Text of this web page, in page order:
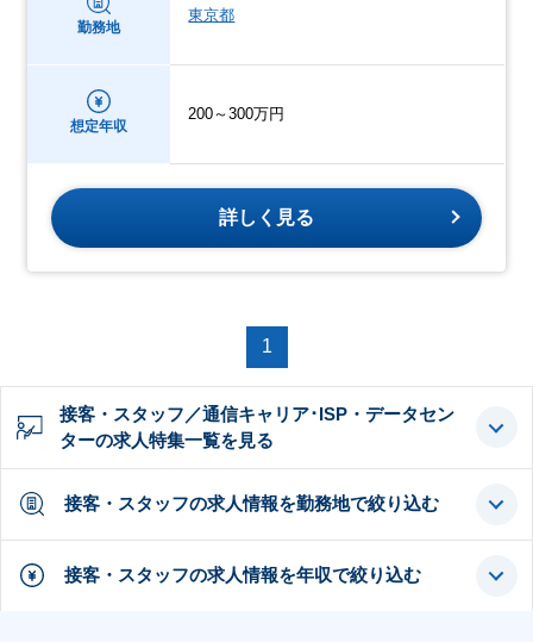
勤務地
東京都
想定年収
200～300万円
詳しく見る
1
接客・スタッフ／通信キャリア･ISP・データセン
ターの求人特集一覧を見る
接客・スタッフの求人情報を勤務地で絞り込む
接客・スタッフの求人情報を年収で絞り込む